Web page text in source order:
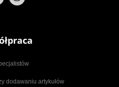
dodawaniu artykułów